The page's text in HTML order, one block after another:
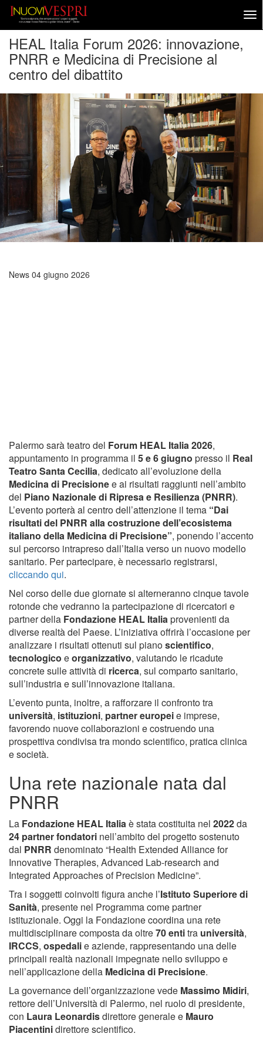
HEAL Italia Forum 2026: innovazione,
PNRR e Medicina di Precisione al
centro del dibattito
News 04 giugno 2026
Palermo sarà teatro del Forum HEAL Italia 2026,
appuntamento in programma il 5 e 6 giugno presso il Real
Teatro Santa Cecilia, dedicato all’evoluzione della
Medicina di Precisionee ai risultati raggiunti nell’ambito
del Piano Nazionale di Ripresa e Resilienza (PNRR).
L’evento porterà al centro dell’attenzione il tema “Dai
risultati del PNRR alla costruzione dell’ecosistema
italiano della Medicina di Precisione”, ponendo l’accento
sul percorso intrapreso dall’Italia verso un nuovo modello
sanitario. Per partecipare, è necessario registrarsi,
cliccando qui.
Nel corso delle due giornate si alterneranno cinque tavole
rotonde che vedranno la partecipazione di ricercatori e
partner della Fondazione HEAL Italiaprovenienti da
diverse realtà del Paese. L’iniziativa offrirà l’occasione per
analizzare i risultati ottenuti sul pianoscientifico,
tecnologico eorganizzativo, valutando le ricadute
concrete sulle attività di ricerca, sul comparto sanitario,
sull’industria e sull’innovazione italiana.
L’evento punta, inoltre, a rafforzare il confronto tra
università, istituzioni, partner europeie imprese,
favorendo nuove collaborazioni e costruendo una
prospettiva condivisa tra mondo scientifico, pratica clinica
e società.
Una rete nazionale nata dal
PNRR
La Fondazione HEAL Italiaè stata costituita nel 2022da
24 partner fondatori nell’ambito del progetto sostenuto
dal PNRR denominato “Health Extended Alliance for
Innovative Therapies, Advanced Lab-research and
Integrated Approaches of Precision Medicine”.
Tra i soggetti coinvolti figura anche l’Istituto Superiore di
Sanità, presente nel Programma come partner
istituzionale. Oggi la Fondazione coordina una rete
multidisciplinare composta da oltre70 entitra università,
IRCCS, ospedalie aziende, rappresentando una delle
principali realtà nazionali impegnate nello sviluppo e
nell’applicazione della Medicina di Precisione.
La governance dell’organizzazione vede Massimo Midiri,
rettore dell’Università di Palermo, nel ruolo di presidente,
con Laura Leonardisdirettore generale e Mauro
Piacentinidirettore scientifico.